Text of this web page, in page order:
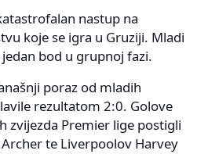
nastup na
koje se igra u Gruziji. Mladi
bod u grupnoj fazi.
poraz od mladih
rezultatom 2:0. Golove
zvijezda Premier lige postigli
te Liverpoolov Harvey